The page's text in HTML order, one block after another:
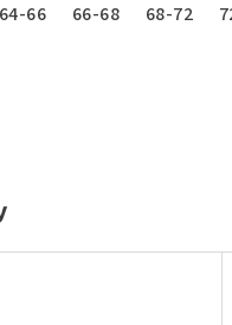
64-66 66-68 68-72